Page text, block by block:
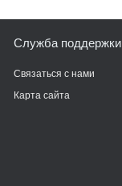
Служба поддержки
Связаться с нами
Карта сайта